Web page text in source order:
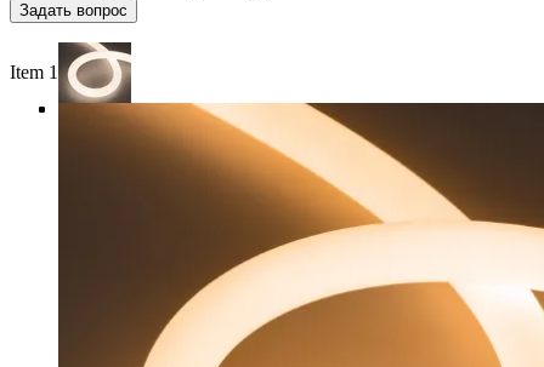
Задать вопрос
Item 1 of 4